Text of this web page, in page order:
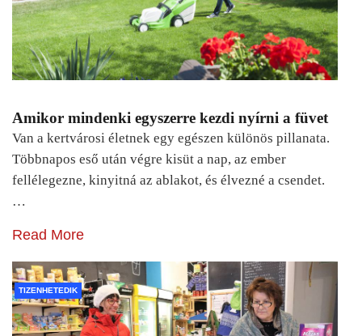
Amikor mindenki egyszerre kezdi nyírni a füvet
Van a kertvárosi életnek egy egészen különös pillanata.
Többnapos eső után végre kisüt a nap, az ember
fellélegezne, kinyitná az ablakot, és élvezné a csendet.
…
Read More
TIZENHETEDIK